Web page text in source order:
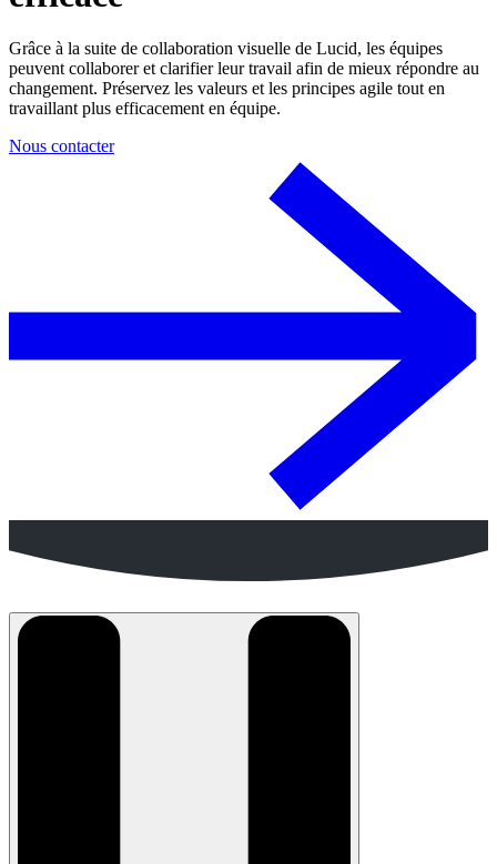
Grâce à la suite de collaboration visuelle de Lucid, les équipes
peuvent collaborer et clarifier leur travail afin de mieux répondre au
changement. Préservez les valeurs et les principes agile tout en
travaillant plus efficacement en équipe.
Nous contacter